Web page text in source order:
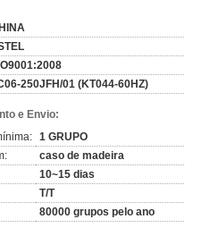
250JFH/01 (KT044-60HZ)
e Envio:
1 GRUPO
caso de madeira
10~15 dias
T/T
80000 grupos pelo ano